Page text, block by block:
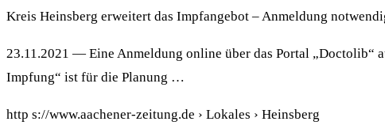
Kreis Heinsberg erweitert das Impfangebot – Anmeldung
23.11.2021 — Eine Anmeldung online über das Portal „Doctolib“
Impfung“ ist für die Planung …
http s://www.aachener-zeitung.de › Lokales › Heinsberg